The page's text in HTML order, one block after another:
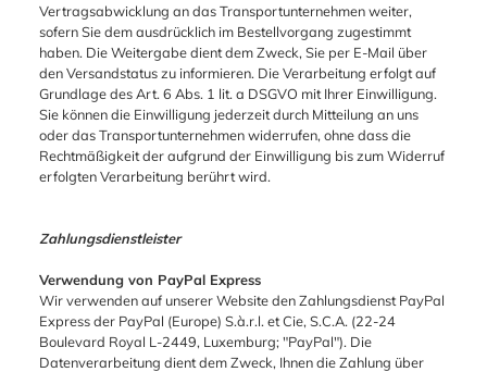
Vertragsabwicklung an das Transportunternehmen weiter,
sofern Sie dem ausdrücklich im Bestellvorgang zugestimmt
haben. Die Weitergabe dient dem Zweck, Sie per E-Mail über
den Versandstatus zu informieren. Die Verarbeitung erfolgt auf
Grundlage des Art. 6 Abs. 1 lit. a DSGVO mit Ihrer Einwilligung.
Sie können die Einwilligung jederzeit durch Mitteilung an uns
oder das Transportunternehmen widerrufen, ohne dass die
Rechtmäßigkeit der aufgrund der Einwilligung bis zum Widerruf
erfolgten Verarbeitung berührt wird.
Zahlungsdienstleister
Verwendung von PayPal Express
Wir verwenden auf unserer Website den Zahlungsdienst PayPal
Express der PayPal (Europe) S.à.r.l. et Cie, S.C.A. (22-24
Boulevard Royal L-2449, Luxemburg; "PayPal"). Die
Datenverarbeitung dient dem Zweck, Ihnen die Zahlung über